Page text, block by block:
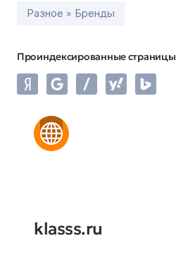
Разное » Бренды
Проиндексированные страницы
klasss.ru